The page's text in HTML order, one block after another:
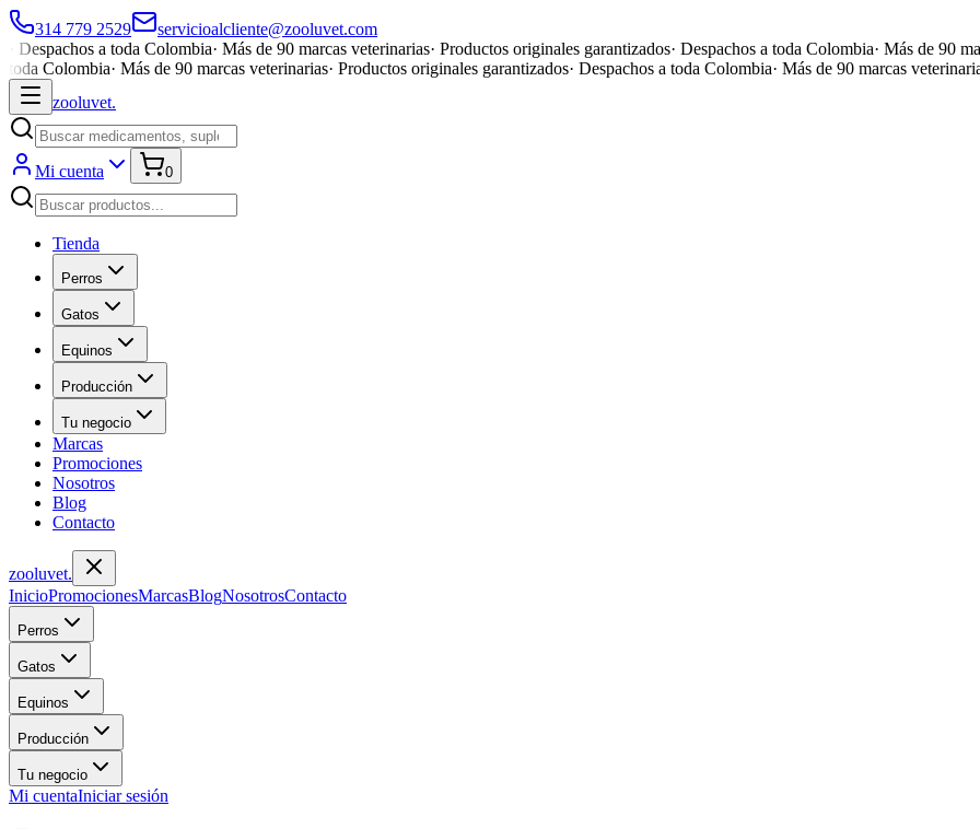
314 779 2529
servicioalcliente@zooluvet.com
Despachos a toda Colombia· Más de 90 marcas veterinarias· Productos originales garantizados· Despachos a toda Colombia· Más de 90
toda Colombia· Más de 90 marcas veterinarias· Productos originales garantizados· Despachos a toda Colombia· Más de 90 marcas
zooluvet.
Mi cuenta 0
Tienda
Perros
Gatos
Equinos
Producción
Tu negocio
Marcas
Promociones
Nosotros
Blog
Contacto
zooluvet.
InicioPromocionesMarcasBlogNosotrosContacto
Perros
Gatos
Equinos
Producción
Tu negocio
Mi cuentaIniciar sesión